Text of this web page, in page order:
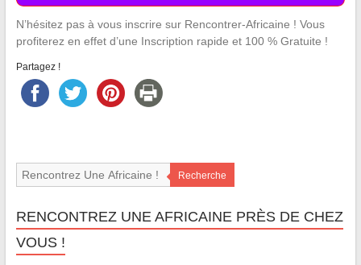
N’hésitez pas à vous inscrire sur Rencontrer-Africaine ! Vous
profiterez en effet d’une Inscription rapide et 100 % Gratuite !
Partagez !
Recherche
RENCONTREZ UNE AFRICAINE PRÈS DE CHEZ
VOUS !